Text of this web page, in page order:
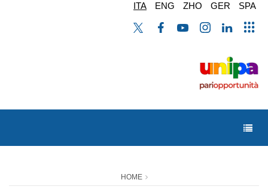
ITA ENG ZHO GER SPA
HOME